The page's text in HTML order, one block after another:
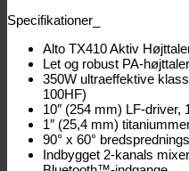
Specifikationer_
Alto TX410 Aktiv
Let og robust PA-højttaler
350W ultraeffektive
100HF)
10″ (254 mm) LF-
1″ (25,4 mm)
90° x 60°
Indbygget 2-kanals